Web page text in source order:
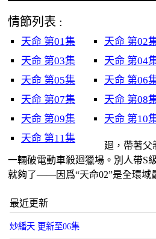
情節列表 :
天命 第01集
天命 第02
天命 第03集
天命 第04
天命 第05集
天命 第06
天命 第07集
天命 第08
天命 第09集
天命 第10
天命 第11集
廻，帶著父
一輛破電動車殺廻獵場。別人帶S
就夠了——因爲“天命02”是全環域
最近更新
炒繙天 更新至06集